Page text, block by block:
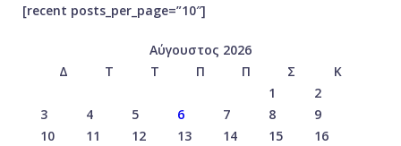
[recent posts_per_page=”10″]
Αύγουστος 2026
Δ
Τ Τ Π Π Σ
Κ
1
2
3
4 5 6 7 8
9
10
11 12 13 14 15
16